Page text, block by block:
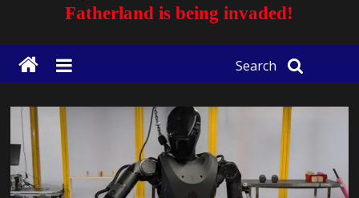
Fatherland is being invaded!
Search